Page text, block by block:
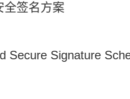
全签名方案
Secure Signature